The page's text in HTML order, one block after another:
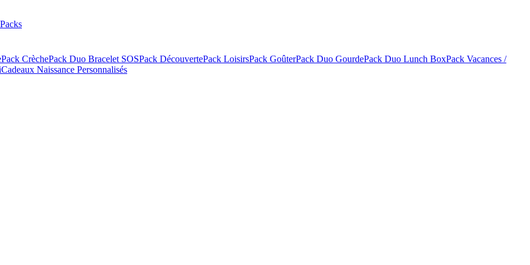
Packs
Pack CrèchePack Duo Bracelet SOSPack DécouvertePack LoisirsPack GoûterPack Duo GourdePack Duo Lunch BoxPack Vacances /
Cadeaux Naissance Personnalisés